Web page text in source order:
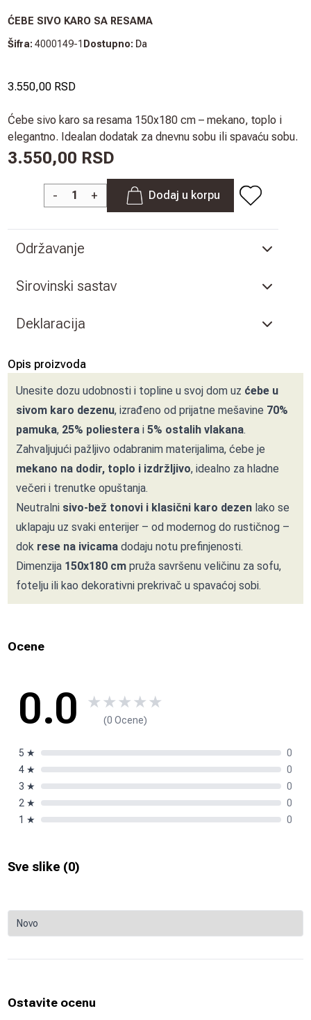
ĆEBE SIVO KARO SA RESAMA
Šifra: 4000149-1 Dostupno: Da
3.550,00 RSD
Ćebe sivo karo sa resama 150x180 cm – mekano, toplo i
elegantno. Idealan dodatak za dnevnu sobu ili spavaću sobu.
3.550,00 RSD
- + Dodaj u korpu
Održavanje
Sirovinski sastav
Deklaracija
Opis proizvoda
Unesite dozu udobnosti i topline u svoj dom uz ćebe u
sivom karo dezenu, izrađeno od prijatne mešavine 70%
pamuka, 25% poliestera i5% ostalih vlakana.
Zahvaljujući pažljivo odabranim materijalima, ćebe je
mekano na dodir, toplo i izdržljivo, idealno za hladne
večeri i trenutke opuštanja.
Neutralni sivo-bež tonovi i klasični karo dezen lako se
uklapaju uz svaki enterijer – od modernog do rustičnog –
dok rese na ivicama dodaju notu prefinjenosti.
Dimenzija 150x180 cm pruža savršenu veličinu za sofu,
fotelju ili kao dekorativni prekrivač u spavaćoj sobi.
Ocene
0.0 ★★★★★
(0 Ocene)
5 ★
0
4 ★
0
3 ★
0
2 ★
0
1 ★ 0
Sve slike (0)
Ostavite ocenu